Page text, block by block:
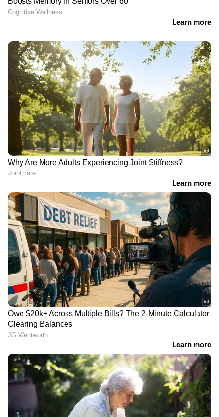
കശുവണ്ടിയിൽ പ്രമേഹ പ്രതിരോധ ഗുണങ്ങൾ
അടങ്ങിയിട്ടുണ്ട്. കശുവണ്ടിയിൽ കൊഴുപ്പിന്റെ
അളവ് താരതമ്യേന കൂടുതലാണെങ്കിലും ഇതിൽ
ഭൂരിഭാഗവും നല്ല കൊഴുപ്പാണ്
അടങ്ങിയിട്ടുള്ളത്. ഇത് പ്രമേഹരോഗികൾക്ക്
ആരോഗ്യകരമാണ്. കശുവണ്ടി പതിവായി
കഴിക്കുന്നത് ചീത്ത കൊളസ്ട്രോൾ
(എൽഡിഎൽ) കുറയ്ക്കുകയും നല്ല
കൊളസ്ട്രോൾ (എച്ച്ഡിഎൽ)
വർദ്ധിപ്പിക്കുകയും ചെയ്യും. ഇത് ഹൃദ്രോഗ
സാധ്യത കുറയ്ക്കുന്നു. രക്തത്തിലെ
പഞ്ചസാരയുടെ അളവ് കുറയ്ക്കാനും ഇത്
വാൾനട്ട്...